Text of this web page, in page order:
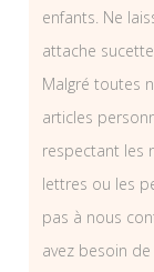
enfants. Ne
attache
Malgré toutes
articles
respectant les
lettres ou les
pas à nous
avez besoin